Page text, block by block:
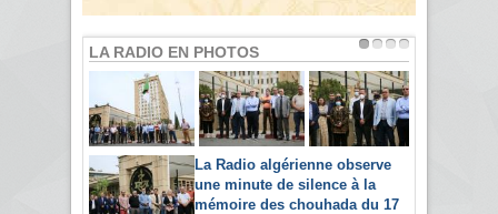
LA RADIO EN PHOTOS
La Radio algérienne observe
une minute de silence à la
mémoire des chouhada du 17